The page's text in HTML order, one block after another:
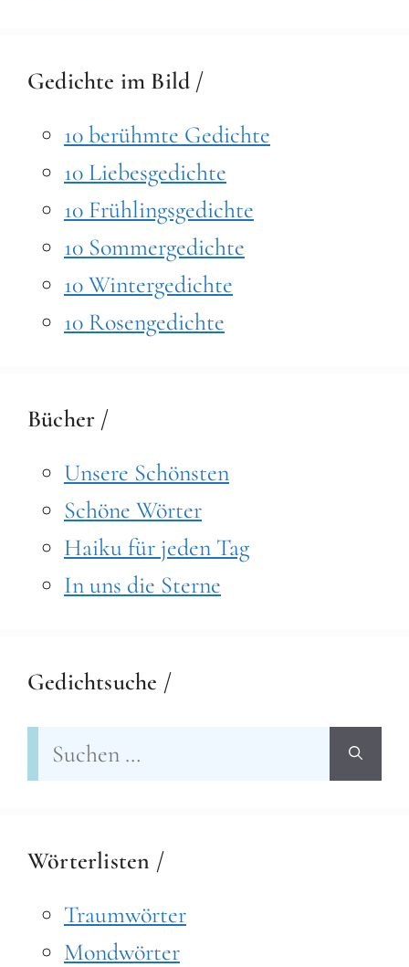
Gedichte im Bild /
10 berühmte Gedichte
10 Liebesgedichte
10 Frühlingsgedichte
10 Sommergedichte
10 Wintergedichte
10 Rosengedichte
Bücher /
Unsere Schönsten
Schöne Wörter
Haiku für jeden Tag
In uns die Sterne
Gedichtsuche /
Suchen
nach:
Wörterlisten /
Traumwörter
Mondwörter